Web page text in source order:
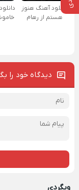
دانلود آهنگ هنوز
هستم از رهام
دیدگاه خود را
وبگردی